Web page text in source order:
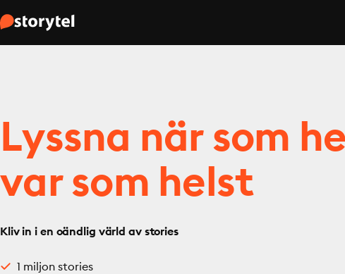
Lyssna när som
var som helst
Kliv in i en oändlig värld av stories
1 miljon stories